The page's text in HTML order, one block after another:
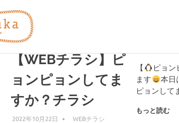
え
づ
か）
ー
【WEBチラシ】ピ
ョンピョンしてま
すか？チラシ
2022年10月22日 編集者
WEBチラシ
【 ピョン
ます
本日
ピョンして
もっと読む